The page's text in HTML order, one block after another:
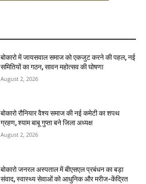
बोकारो में जायसवाल समाज को एकजुट करने की पहल, नई
समितियों का गठन, सावन महोत्सव की घोषणा
August 2, 2026
बोकारो रौनियार वैश्य समाज की नई कमेटी का शपथ
ग्रहण, श्याम बाबू गुप्ता बने जिला अध्यक्ष
August 2, 2026
बोकारो जनरल अस्पताल में बीएसएल प्रबंधन का बड़ा
संवाद, स्वास्थ्य सेवाओं को आधुनिक और मरीज-केंद्रित